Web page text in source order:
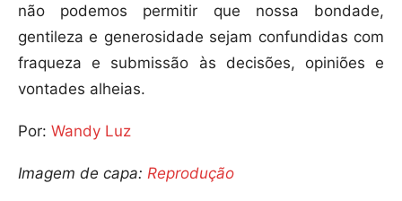
não podemos permitir que nossa bondade,
gentileza e generosidade sejam confundidas com
fraqueza e submissão às decisões, opiniões e
vontades alheias.
Por: Wandy Luz
Imagem de capa: Reprodução